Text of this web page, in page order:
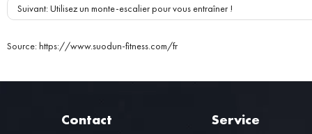
Suivant:Utilisez un monte-escalier pour vous entraîner !
Source: https://www.suodun-fitness.com/fr
Contact Service